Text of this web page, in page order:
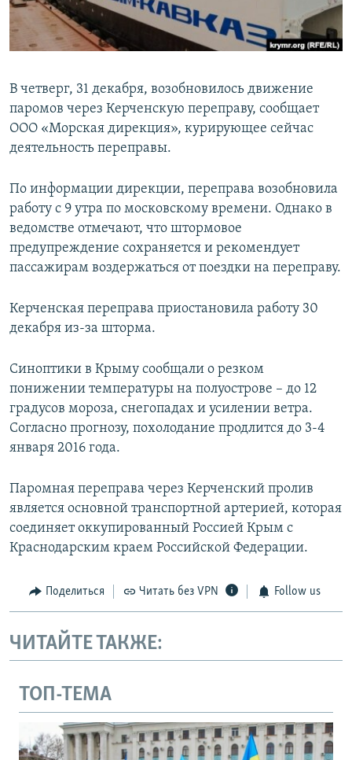
ПОБЕДИТЕЛЕЙ НЕ СУДЯТ?
КРЫМ.НЕПОКОРЕННЫЙ
УКРАИНСКАЯ ПРОБЛЕМА КРЫМА
ПРИСОЕДИНЯЙТЕСЬ!
Все сайты RFE/RL
В четверг, 31 декабря, возобновилось движение
паромов через Керченскую переправу, сообщает
ООО «Морская дирекция», курирующее сейчас
деятельность переправы.
По информации дирекции, переправа возобновила
работу с 9 утра по московскому времени. Однако в
ведомстве отмечают, что штормовое
предупреждение сохраняется и рекомендует
пассажирам воздержаться от поездки на переправу.
Керченская переправа приостановила работу 30
декабря из-за шторма.
Синоптики в Крыму сообщали о резком
понижении температуры на полуострове – до 12
градусов мороза, снегопадах и усилении ветра.
Согласно прогнозу, похолодание продлится до 3-4
января 2016 года.
Паромная переправа через Керченский пролив
является основной транспортной артерией, которая
соединяет оккупированный Россией Крым с
Краснодарским краем Российской Федерации.
Поделиться Читать без VPN Follow us
ЧИТАЙТЕ ТАКЖЕ:
ТОП-ТЕМА